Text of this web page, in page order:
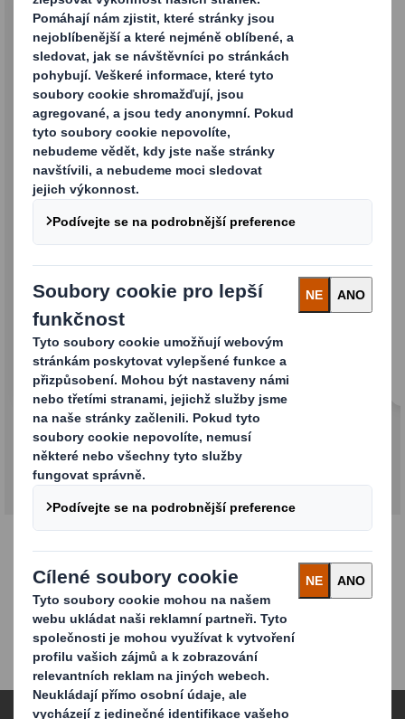
Obaly pro internetový prodej
Vyvinuli jsme jednoduchá, praktická a snadno
sestavitelná obalová řešení pro e-shopy, přímý
internetový prodej (e-retail) i distribuční
sektor.